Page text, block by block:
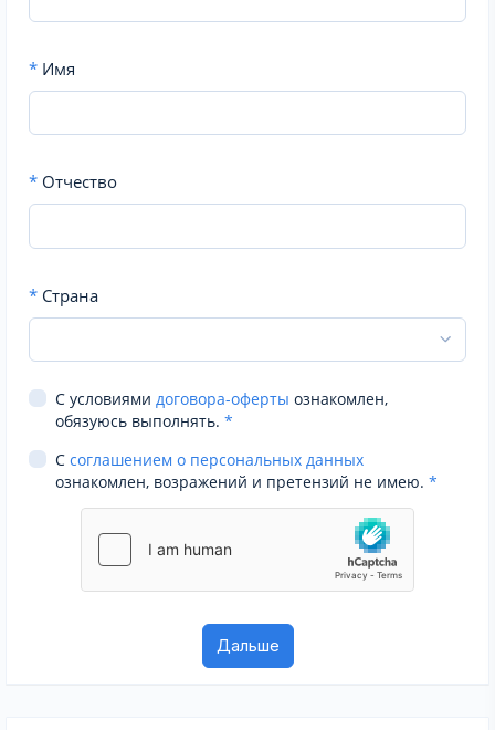
* Имя
* Отчество
* Страна
С условиями договора-оферты ознакомлен,
обязуюсь выполнять. *
С соглашением о персональных данных
ознакомлен, возражений и претензий не имею. *